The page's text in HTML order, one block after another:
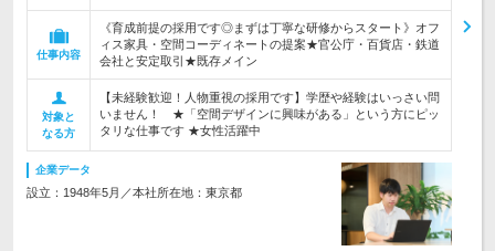
仕事内容
《育成前提の採用です◎まずは丁寧な研修からスタート》オフ
ィス家具・空間コーディネートの提案★官公庁・百貨店・鉄道
会社と安定取引★既存メイン
対象と
なる方
【未経験歓迎！人物重視の採用です】学歴や経験はいっさい問
いません！ ★「空間デザインに興味がある」という方にピッ
タリな仕事です ★女性活躍中
企業データ
設立：1948年5月／本社所在地：東京都